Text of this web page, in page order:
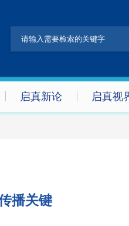
启真新论 启真视
播关键